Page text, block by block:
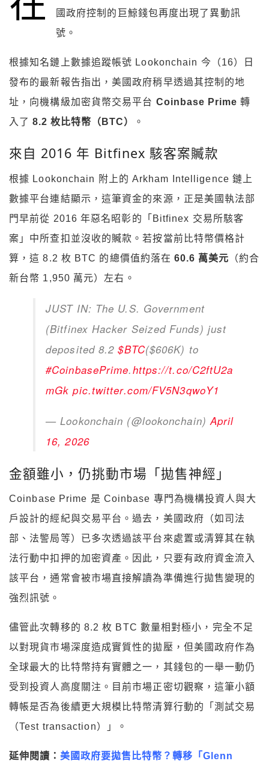
國政府控制的巨鯨錢包再度出現了異動訊
號。
根據知名鏈上數據追蹤帳號 Lookonchain 今（16）日
發布的最新報告指出，美國政府稍早透過其控制的地
址，向機構級加密貨幣交易平台 Coinbase Prime 轉
入了8.2 枚比特幣（BTC） 。
來自 2016 年 Bitfinex 駭客案贓款
根據 Lookonchain 附上的 Arkham Intelligence 鏈上
數據平台連結顯示，這筆資金的來源，正是美國執法部
門早前從 2016 年惡名昭彰的「Bitfinex 交易所駭客
案」中所查扣並沒收的贓款。若按當前比特幣價格計
算，這 8.2 枚 BTC 的總價值約落在60.6 萬美元 （約合
新台幣 1,950 萬元）左右。
JUST IN: The U.S. Government
(Bitfinex Hacker Seized Funds) just
deposited 8.2$BTC($606K) to
#CoinbasePrime.https://t.co/C2ftU2a
mGk pic.twitter.com/FV5N3qwoY1
— Lookonchain (@lookonchain)April
16, 2026
金額雖小，仍挑動市場「拋售神經」
Coinbase Prime 是 Coinbase 專門為機構投資人與大
戶設計的經紀與交易平台。過去，美國政府（如司法
部、法警局等）已多次透過該平台來處置或清算其在執
法行動中扣押的加密資產。因此，只要有政府資金流入
該平台，通常會被市場直接解讀為準備進行拋售變現的
強烈訊號。
儘管此次轉移的 8.2 枚 BTC 數量相對極小，完全不足
以對現貨市場深度造成實質性的拋壓，但美國政府作為
全球最大的比特幣持有實體之一，其錢包的一舉一動仍
受到投資人高度關注。目前市場正密切觀察，這筆小額
轉帳是否為後續更大規模比特幣清算行動的「測試交易
（Test transaction）」。
延伸閱讀： 美國政府要拋售比特幣？轉移「Glenn